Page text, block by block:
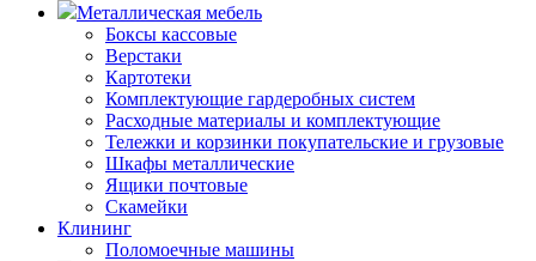
Металлическая мебель
Боксы кассовые
Верстаки
Картотеки
Комплектующие гардеробных систем
Расходные материалы и комплектующие
Тележки и корзинки покупательские и грузовые
Шкафы металлические
Ящики почтовые
Скамейки
Клининг
Поломоечные машины